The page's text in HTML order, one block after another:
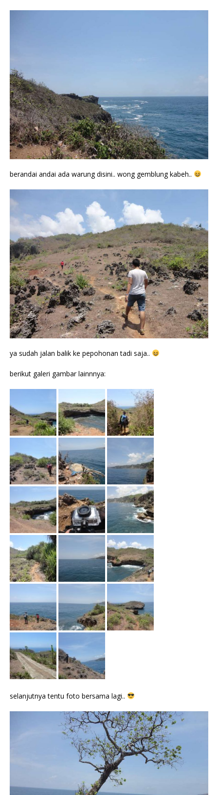
berandai andai ada warung disini.. wong gemblung kabeh..
ya sudah jalan balik ke pepohonan tadi saja..
berikut galeri gambar lainnnya:
selanjutnya tentu foto bersama lagi..